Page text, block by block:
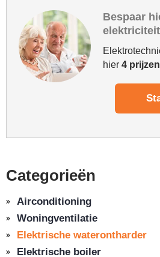
Bespaar
hier 4 prijzen
Categorieën
Airconditioning
Woningventilatie
Elektrische waterontharder
Elektrische boiler